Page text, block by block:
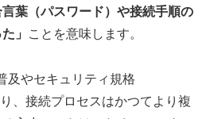
葉（パスワード）や接続手順の
」 ことを意味します。
及やセキュリティ規格
、接続プロセスはかつてより複